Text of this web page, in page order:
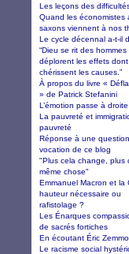
Les leçons des
Quand les économistes
saxons viennent à nos
Le cycle décennal a-t-il
“Dieu se rit des hommes
déplorent les effets dont
chérissent les causes.”
À propos du livre «
» de Patrick Stefanini
L’émotion passe à droite
La pauvreté et
pauvreté
Réponse à une
vocation de ce blog
"Plus cela change, plus
même chose"
Emmanuel Macron et la
hauteur nécessaire ou
rafistolage ?
Les Énarques
de sacrés fortiches
En écoutant Éric
Le racisme social